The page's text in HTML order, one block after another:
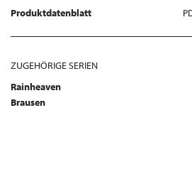
Produktdatenblatt
ZUGEHÖRIGE SERIEN
Rainheaven
Brausen